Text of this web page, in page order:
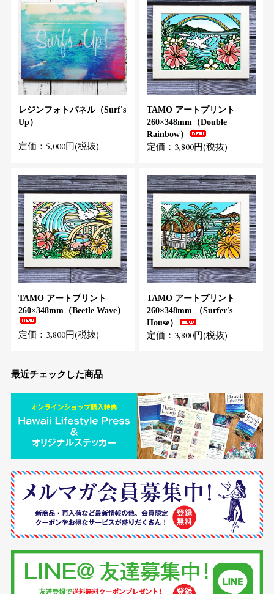
レジンフォトパネル（Surf's
Up）
定価：5,000円(税抜)
TAMO アートプリント
260×348mm（Double
Rainbow）
定価：3,800円(税抜)
TAMO アートプリント
260×348mm（Beetle Wave）
定価：3,800円(税抜)
TAMO アートプリント
260×348mm （Surfer's
House）
定価：3,800円(税抜)
最近チェックした商品